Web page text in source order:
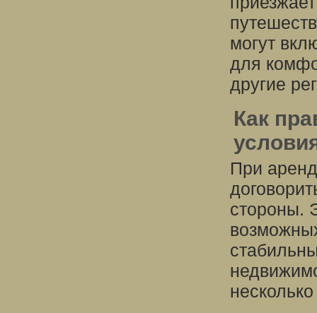
могут
для
другие
Как
При
стороны.